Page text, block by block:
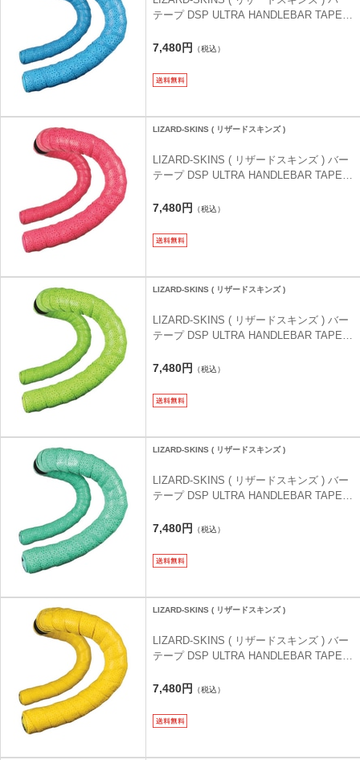
テープ DSP ULTRA HANDLEBAR TAPE (
イブルー 2.7MM
7,480円 （税込）
LIZARD-SKINS ( リザードスキンズ )
LIZARD-SKINS ( リザードスキンズ ) バー
テープ DSP ULTRA HANDLEBAR TAPE (
ンピンク 2.7MM
7,480円 （税込）
LIZARD-SKINS ( リザードスキンズ )
LIZARD-SKINS ( リザードスキンズ ) バー
テープ DSP ULTRA HANDLEBAR TAPE (
パーグリーン 2.7MM
7,480円 （税込）
LIZARD-SKINS ( リザードスキンズ )
LIZARD-SKINS ( リザードスキンズ ) バー
テープ DSP ULTRA HANDLEBAR TAPE (
レステグリーン 2.7MM
7,480円 （税込）
LIZARD-SKINS ( リザードスキンズ )
LIZARD-SKINS ( リザードスキンズ ) バー
テープ DSP ULTRA HANDLEBAR TAPE (
イパーイエロー 2.7MM
7,480円 （税込）